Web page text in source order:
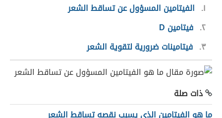
١
الفيتامين المسؤول عن تساقط الشعر
٢ فيتامين D
٣ فيتامينات ضرورية لتقوية الشعر
ذات صلة
ما هو الفيتامين الذي يسبب نقصه تساقط الشعر